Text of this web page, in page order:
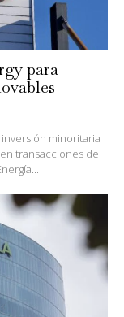
para
minoritaria
transacciones de